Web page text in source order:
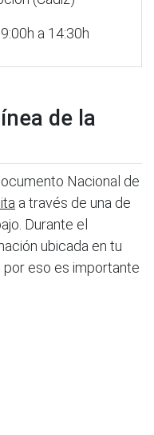
a 14:30h
de la
Nacional de
a través de una de
Durante el
ubicada en tu
eso es importante